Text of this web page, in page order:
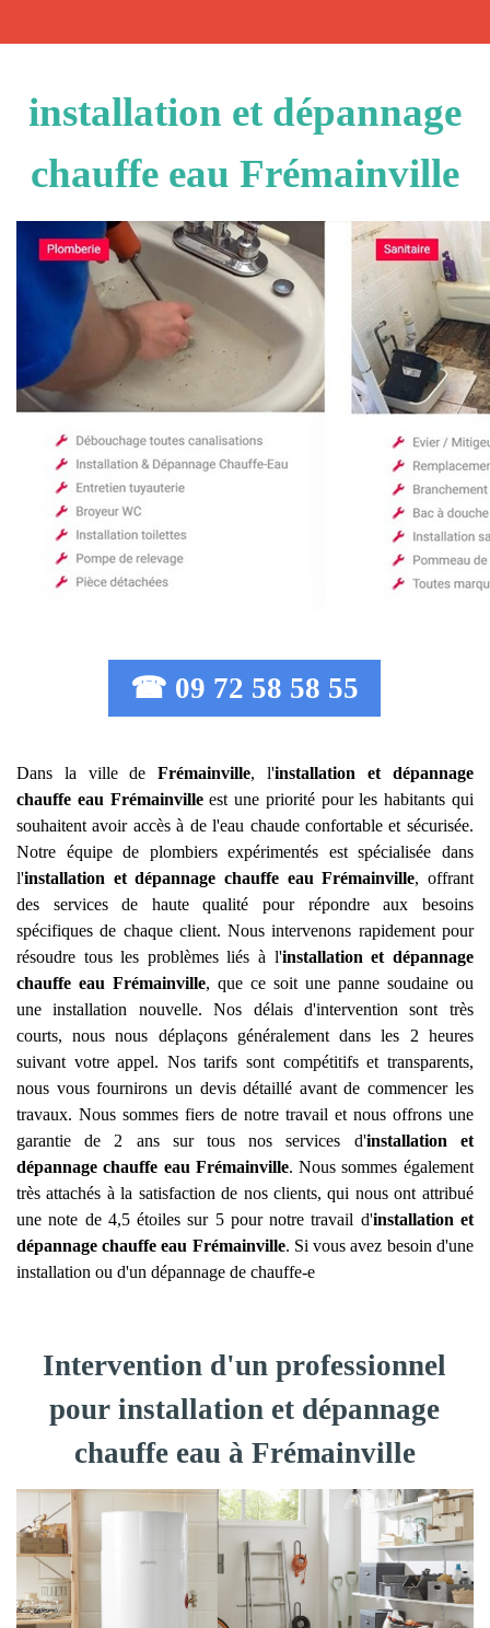
installation et dépannage
chauffe eau Frémainville
☎ 09 72 58 58 55
Dans la ville deFrémainville, l'installation et dépannage
chauffe eau Frémainvilleest une priorité pour les habitants qui
souhaitent avoir accès à de l'eau chaude confortable et sécurisée.
Notre équipe de plombiers expérimentés est spécialisée dans
l'installation et dépannage chauffe eau Frémainville, offrant
des services de haute qualité pour répondre aux besoins
spécifiques de chaque client. Nous intervenons rapidement pour
résoudre tous les problèmes liés à l'installation et dépannage
chauffe eau Frémainville, que ce soit une panne soudaine ou
une installation nouvelle. Nos délais d'intervention sont très
courts, nous nous déplaçons généralement dans les 2 heures
suivant votre appel. Nos tarifs sont compétitifs et transparents,
nous vous fournirons un devis détaillé avant de commencer les
travaux. Nous sommes fiers de notre travail et nous offrons une
garantie de 2 ans sur tous nos services d'installation et
dépannage chauffe eau Frémainville. Nous sommes également
très attachés à la satisfaction de nos clients, qui nous ont attribué
une note de 4,5 étoiles sur 5 pour notre travail d'installation et
dépannage chauffe eau Frémainville. Si vous avez besoin d'une
installation ou d'un dépannage de chauffe-e
Intervention d'un professionnel
pour installation et dépannage
chauffe eau à Frémainville